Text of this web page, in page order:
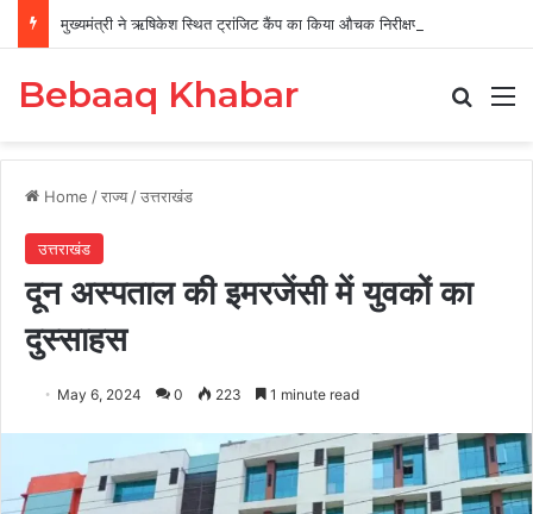
मुख्यमंत्री ने ऋषिकेश स्थित ट्रांजिट कैंप का किया औचक निरीक्षण
Bebaaq Khabar
Home /राज्य /उत्तराखंड
उत्तराखंड
दून अस्पताल की इमरजेंसी में युवकों का
दुस्साहस
May 6, 2024 0 223 1 minute read